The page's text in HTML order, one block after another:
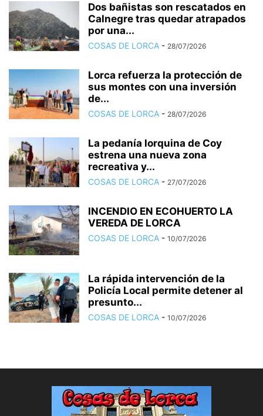
Dos bañistas son rescatados en
Calnegre tras quedar atrapados
por una...
COSAS DE LORCA - 28/07/2026
Lorca refuerza la protección de
sus montes con una inversión
de...
COSAS DE LORCA - 28/07/2026
La pedanía lorquina de Coy
estrena una nueva zona
recreativa y...
COSAS DE LORCA - 27/07/2026
INCENDIO EN ECOHUERTO LA
VEREDA DE LORCA
COSAS DE LORCA - 10/07/2026
La rápida intervención de la
Policía Local permite detener al
presunto...
COSAS DE LORCA - 10/07/2026